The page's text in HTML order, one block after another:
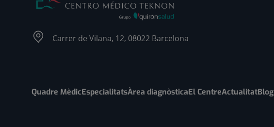
Carrer de Vilana, 12, 08022 Barcelona
Quadre MèdicEspecialitatsÀrea diagnòsticaEl CentreActualitatBlog